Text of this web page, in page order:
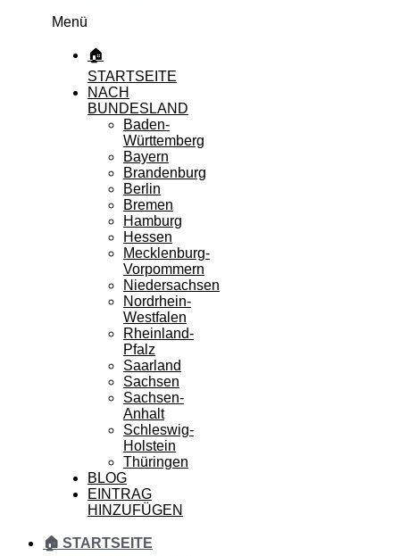
Menü
🏠
STARTSEITE
NACH
BUNDESLAND
Baden-
Württemberg
Bayern
Brandenburg
Berlin
Bremen
Hamburg
Hessen
Mecklenburg-
Vorpommern
Niedersachsen
Nordrhein-
Westfalen
Rheinland-
Pfalz
Saarland
Sachsen
Sachsen-
Anhalt
Schleswig-
Holstein
Thüringen
BLOG
EINTRAG
HINZUFÜGEN
🏠 STARTSEITE